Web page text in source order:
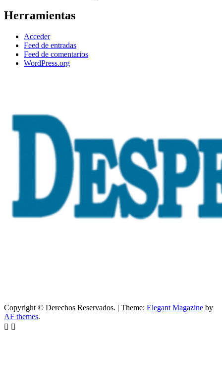
Herramientas
Acceder
Feed de entradas
Feed de comentarios
WordPress.org
Copyright © Derechos Reservados. | Theme: Elegant Magazine by
AF themes.